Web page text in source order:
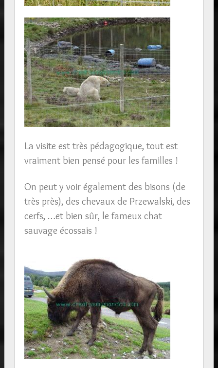
La visite est très pédagogique, tout est
vraiment bien pensé pour les familles !
On peut y voir également des bisons (de
très près), des chevaux de Przewalski, des
cerfs, …et bien sûr, le fameux chat
sauvage écossais !